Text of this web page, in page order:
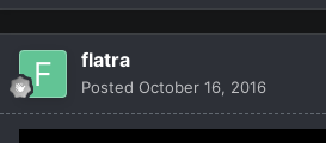
flatra
Posted October 16, 2016